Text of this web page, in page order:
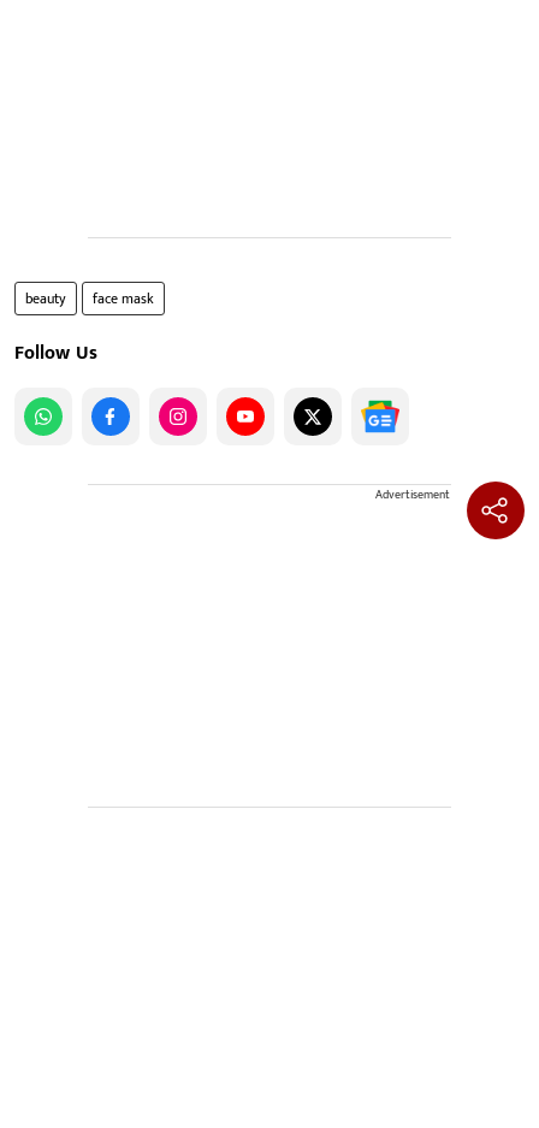
beauty face mask
Follow Us
Advertisement